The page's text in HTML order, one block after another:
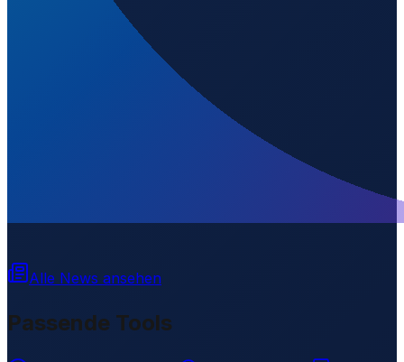
Welchen IATA-Code hat Aeropuerto Internacional
Wo liegt Aeropuerto Internacional Silvio Pettirossi?
Was ist der ICAO-Code von Aeropuerto Internacional
Auf welcher Höhe liegt Aeropuerto Internacional
Alle News ansehen
Passende Tools